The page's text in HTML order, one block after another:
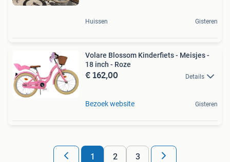
Huissen Gisteren
Volare Blossom Kinderfiets - Meisjes -
18 inch - Roze
€ 162,00 Details
Bezoek website Gisteren
1 2 3